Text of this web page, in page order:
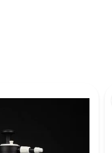
fördelning
utan kladd